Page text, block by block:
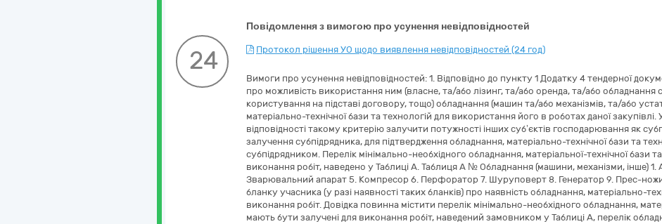
Повідомлення з вимогою про усунення невідповідностей
24 Протокол рішення УО щодо виявлення невідповідностей (24 год)
Вимоги про усунення невідповідностей: 1. Відповідно до пункту 1 Додатку 4 тендерної
про можливість використання ним (власне, та/або лізинг, та/або оренда, та/або обладнання
користування на підставі договору, тощо) обладнання (машин та/або механізмів, та/або
матеріально-технічної бази та технологій для використання його в роботах даної
відповідності такому критерію залучити потужності інших суб’єктів господарювання як
залучення субпідрядника, для підтвердження обладнання, матеріально-технічної бази та
субпідрядником. Перелік мінімально-необхідного обладнання, матеріальної-технічної бази
виконання робіт, наведено у Таблиці А. Таблиця А № Обладнання (машини, механізми, інше)
Зварювальний апарат 5. Компресор 6. Перфоратор 7. Шуруповерт 8. Генератор 9. Прес-
бланку учасника (у разі наявності таких бланків) про наявність обладнання, матеріально-
виконання робіт. Довідка повинна містити перелік мінімально-необхідного обладнання,
мають бути залучені для виконання робіт, наведений замовником у Таблиці А, перелік